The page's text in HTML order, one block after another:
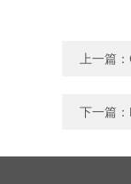
上一篇：
下一篇：